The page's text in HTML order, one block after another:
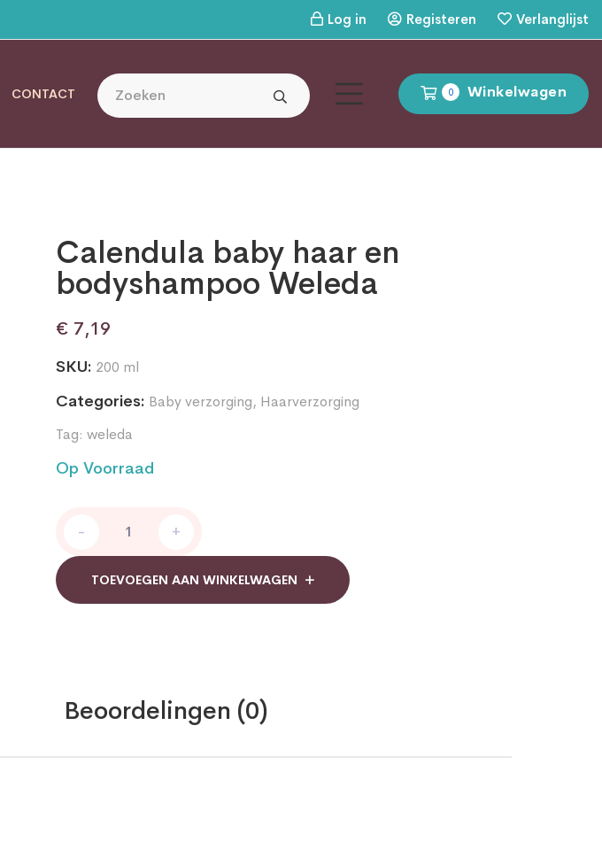
Log in Registeren Verlanglijst
0 Winkelwagen
CONTACT
Calendula baby haar en
bodyshampoo Weleda
€ 7,19
SKU: 200 ml
Categories: Baby verzorging, Haarverzorging
Tag: weleda
Op Voorraad
baby
haar
en
bodyshampoo
Weleda
- +
TOEVOEGEN AAN WINKELWAGEN
Beoordelingen (0)